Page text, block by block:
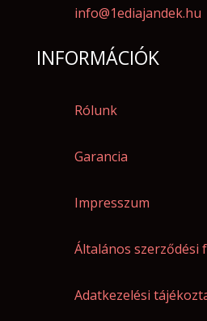
info@1ediajandek.hu
INFORMÁCIÓK
Rólunk
Garancia
Impresszum
Általános szerződési
Adatkezelési